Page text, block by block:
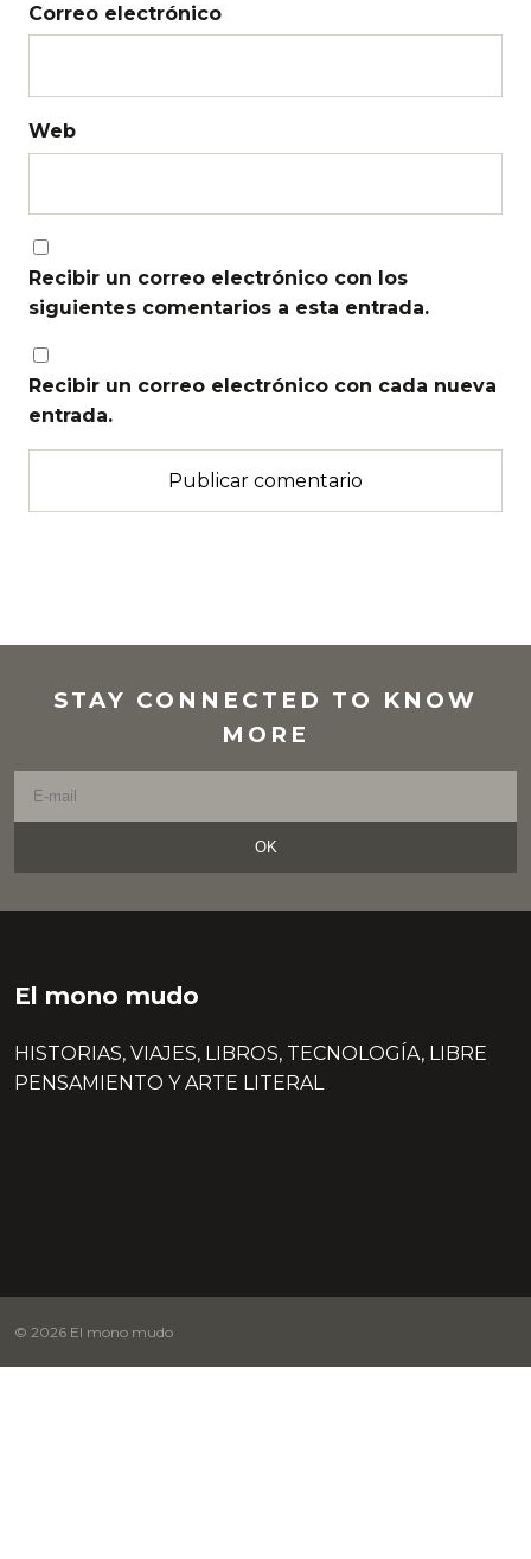
Correo electrónico
Web
Recibir un correo electrónico con los
siguientes comentarios a esta entrada.
Recibir un correo electrónico con cada nueva
entrada.
STAY CONNECTED TO KNOW
MORE
OK
El mono mudo
HISTORIAS, VIAJES, LIBROS, TECNOLOGÍA, LIBRE
PENSAMIENTO Y ARTE LITERAL
© 2026 El mono mudo